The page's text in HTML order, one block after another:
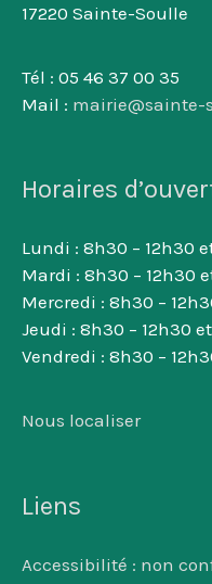
17220 Sainte-Soulle
Tél : 05 46 37 00 35
Mail : mairie@sainte-
Horaires
Lundi : 8h30 – 12h30
Mardi : 8h30 – 12h30
Mercredi : 8h30 –
Jeudi : 8h30 – 12h30 et
Vendredi : 8h30 –
Nous localiser
Liens
Accessibilité : non